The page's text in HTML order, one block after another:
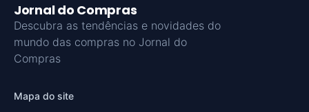
Jornal do Compras
Descubra as tendências e novidades do
mundo das compras no Jornal do
Compras
Mapa do site